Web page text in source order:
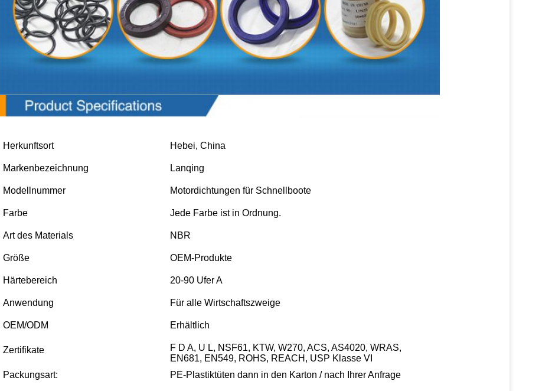
Herkunftsort Hebei, China
Markenbezeichnung Lanqing
Modellnummer Motordichtungen für Schnellboote
Farbe Jede Farbe ist in Ordnung.
Art des Materials NBR
Größe OEM-Produkte
Härtebereich 20-90 Ufer A
Anwendung Für alle Wirtschaftszweige
OEM/ODM Erhältlich
Zertifikate
F D A, U L, NSF61, KTW, W270, ACS, AS4020, WRAS,
EN681, EN549, ROHS, REACH, USP Klasse VI
Packungsart:
PE-Plastiktüten dann in den Karton / nach Ihrer Anfrage